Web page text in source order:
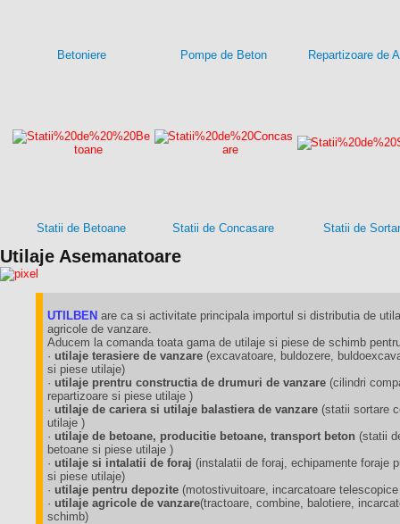
Betoniere Pompe de Beton Repartizoare de
Statii de Betoane Statii de Concasare Statii de
Utilaje Asemanatoare
UTILBEN are ca si activitate principala importul si distributia de
agricole de vanzare.
Aducem la comanda toata gama de utilaje si piese de schimb
· utilaje terasiere de vanzare (excavatoare, buldozere,
si piese utilaje)
· utilaje prentru constructia de drumuri de vanzare (cilindri
repartizoare si piese utilaje )
· utilaje de cariera si utilaje balastiera de vanzare (statii sortare
utilaje )
· utilaje de betoane, producitie betoane, transport beton (statii
betoane si piese utilaje )
· utilaje si intalatii de foraj (instalatii de foraj, echipamente foraje
si piese utilaje)
· utilaje pentru depozite (motostivuitoare, incarcatoare
· utilaje agricole de vanzare(tractoare, combine, balotiere,
schimb)